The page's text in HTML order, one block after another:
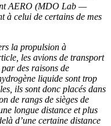
AERO (MDO Lab —
à celui de certains de mes
la propulsion à
les avions de transport
des raisons de
liquide sont trop
ils sont donc placés dans
de rangs de sièges de
longue distance et plus
d’une certaine distance